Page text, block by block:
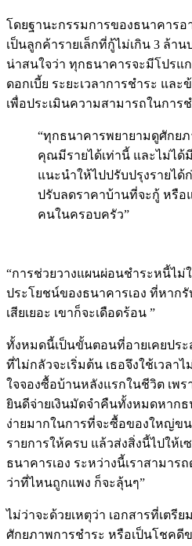
โดยฐานะกรรมการของธนาคารอ
เป็นลูกค้ารายเล็กที่กู้ไม่เกิน 3 ล้า
น่าสนใจว่า ทุกธนาคารจะมีโปรแ
ดอกเบี้ย ระยะเวลาการชำระ แล
เพื่อประเมินความสามารถในการ
“ทุกธนาคารพยายามดูศักย
คุณมีรายได้เท่านี้ และไม่ได้
แนะนำให้ไปปรับปรุงรายได้
ปรับลดราคาบ้านที่จะกู้ หรือ
คนในครอบครัว”
“การช่วยวางแผนผ่อนชำระหนี้ไม่
ประโยชน์ของธนาคารเอง ที่หาก
เสียเยอะ เขาก็จะเดือดร้อน ”
ทั้งหมดนี้เป็นขั้นตอนที่อายเคยปร
ที่ไม่กลัวจะเริ่มต้น เธอจึงใช้เวลา
ใจจองซื้อบ้านหลังแรกในชีวิต เพ
ยินดีจ่ายเงินมัดจำคืนทั้งหมดหาก
ง่ายมากในการที่จะซื้อของใหญ่ข
รายการให้ครบ แล้วส่งสิ่งนี้ไปให้เ
ธนาคารเอง ระหว่างนี้เราสามาร
ว่าที่ไหนถูกแพง ก็จะลุ้นๆ”
ไม่ว่าจะด้วยเหตุว่า เอกสารที่เตรี
ศักยภาพการชำระ หรือเป็นโชคดี